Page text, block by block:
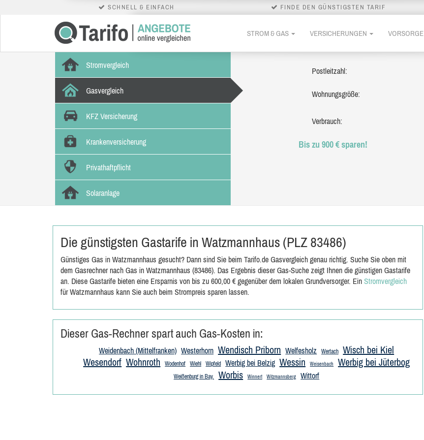
SCHNELL & EINFACH FINDE DEN GÜNSTIGSTEN TARIF
STROM & GAS VERSICHERUNGEN VORSORGE
Stromvergleich
Gasvergleich
KFZ Versicherung
Krankenversicherung
Privathaftpflicht
Solaranlage
Postleitzahl:
Wohnungsgröße:
Verbrauch:
Bis zu 900 € sparen!
Die günstigsten Gastarife in Watzmannhaus (PLZ 83486)
Günstiges Gas in Watzmannhaus gesucht? Dann sind Sie beim Tarifo.de Gasvergleich genau richtig. Suche Sie oben mit
dem Gasrechner nach Gas in Watzmannhaus (83486). Das Ergebnis dieser Gas-Suche zeigt Ihnen die günstigen Gastarife
an. Diese Gastarife bieten eine Ersparnis von bis zu 600,00 € gegenüber dem lokalen Grundversorger. Ein Stromvergleich
für Watzmannhaus kann Sie auch beim Strompreis sparen lassen.
Dieser Gas-Rechner spart auch Gas-Kosten in:
Weidenbach (Mittelfranken) Westerhorn Wendisch Priborn Welfesholz Wertach
Wisch bei Kiel
Wesendorf Wohnroth Wodenhof Wiehl Wipfeld Werbig bei Belzig Wessin Weisenbach Werbig bei Jüterbog
Weißenburg in Bay. Worbis Winnert Witzmannsberg Wittorf